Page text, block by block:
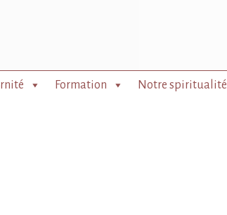
Formation Notre spiritualité